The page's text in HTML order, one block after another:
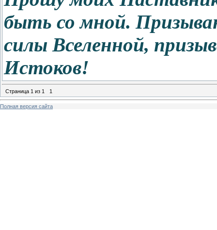
быть со мной.
силы Вселенной,
Истоков!
Страница 1 из 1 1
Полная версия сайта